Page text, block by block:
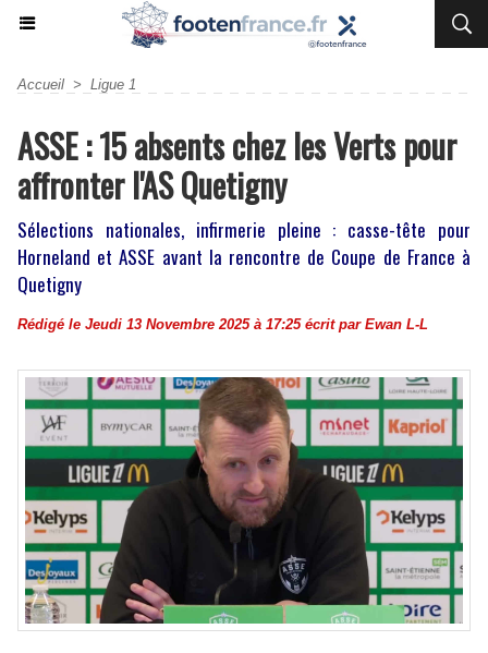
Accueil > Ligue 1
ASSE : 15 absents chez les Verts pour
affronter l'AS Quetigny
Sélections nationales, infirmerie pleine : casse-tête pour
Horneland et ASSE avant la rencontre de Coupe de France à
Quetigny
Rédigé le Jeudi 13 Novembre 2025 à 17:25 écrit par Ewan L-L